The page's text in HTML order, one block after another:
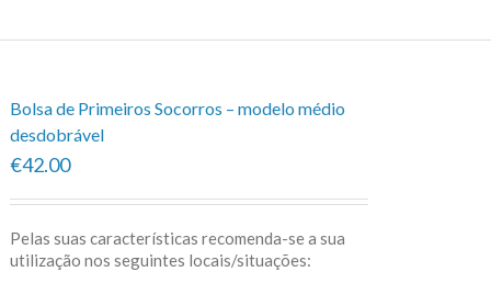
Bolsa de Primeiros Socorros – modelo médio
desdobrável
€42.00
Pelas suas características recomenda-se a sua
utilização nos seguintes locais/situações: